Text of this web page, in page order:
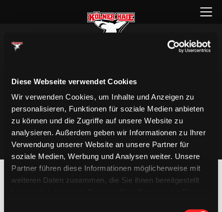
Diese Webseite verwendet Cookies
Wir verwenden Cookies, um Inhalte und Anzeigen zu
personalisieren, Funktionen für soziale Medien anbieten
zu können und die Zugriffe auf unsere Website zu
analysieren. Außerdem geben wir Informationen zu Ihrer
Verwendung unserer Website an unsere Partner für
soziale Medien, Werbung und Analysen weiter. Unsere
Partner führen diese Informationen möglicherweise mit
weiteren Daten zusammen, die Sie ihnen bereitgestellt
Menü
öffnen